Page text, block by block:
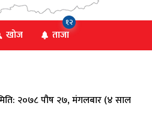
खोज ताजा
१२
२०७८ पौष २७, मंगलबार (४ साल